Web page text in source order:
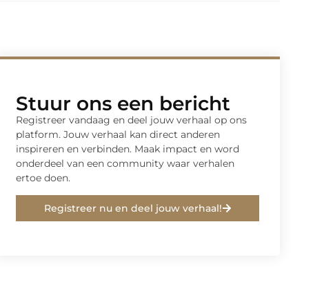
Stuur ons een bericht
Registreer vandaag en deel jouw verhaal op ons
platform. Jouw verhaal kan direct anderen
inspireren en verbinden. Maak impact en word
onderdeel van een community waar verhalen
ertoe doen.
Registreer nu en deel jouw verhaal!